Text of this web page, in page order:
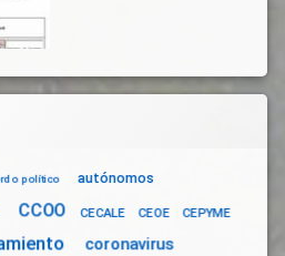
político autónomos
CCOO CECALE CEOE CEPYME
coronavirus